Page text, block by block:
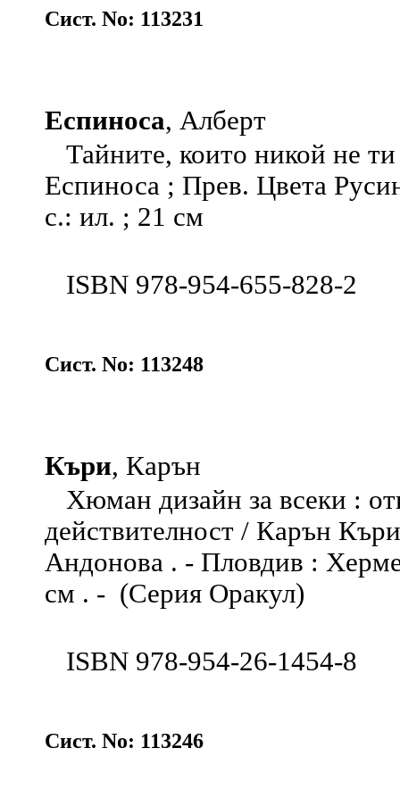
Сист. No: 113231
Еспиноса, Алберт
Тайните, които никой не
Еспиноса ; Прев. Цвета
с.: ил. ; 21 см
ISBN 978-954-655-828-2
Сист. No: 113248
Къри, Карън
Хюман дизайн за всеки :
действителност / Карън
Андонова . - Пловдив :
см . - (Серия Оракул)
ISBN 978-954-26-1454-8
Сист. No: 113246